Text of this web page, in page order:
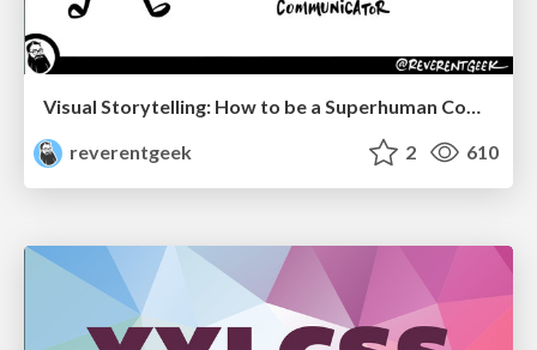
Visual Storytelling: How to be a Superhuman Communicator
reverentgeek
2 610